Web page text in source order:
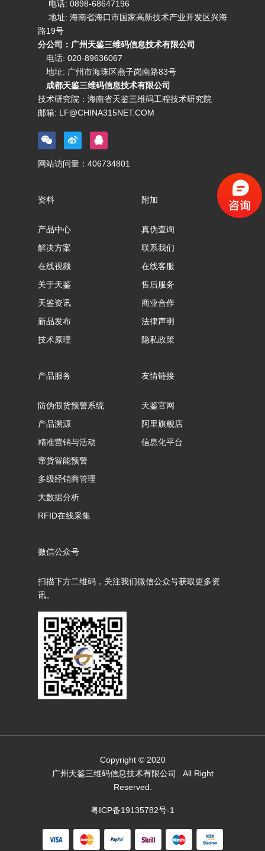
电话: 0898-68647196
地址: 海南省海口市国家高新技术产业开发区兴海
路19号
分公司：广州天鉴三维码信息技术有限公司
电话: 020-89636067
地址: 广州市海珠区燕子岗南路83号
成都天鉴三维码信息技术有限公司
技术研究院：海南省天鉴三维码工程技术研究院
邮箱: LF@CHINA315NET.COM
网站访问量： 406734801
资料
产品中心
解决方案
在线视频
关于天鉴
天鉴资讯
新品发布
技术原理
附加
真伪查询
联系我们
在线客服
售后服务
商业合作
法律声明
隐私政策
产品服务
防伪假货预警系统
产品溯源
精准营销与活动
窜货智能预警
多级经销商管理
大数据分析
RFID在线采集
友情链接
天鉴官网
阿里旗舰店
信息化平台
微信公众号
扫描下方二维码，关注我们微信公众号获取更多资
讯。
Copyright © 2020
广州天鉴三维码信息技术有限公司
. All Right
Reserved.
粤ICP备19135782号-1